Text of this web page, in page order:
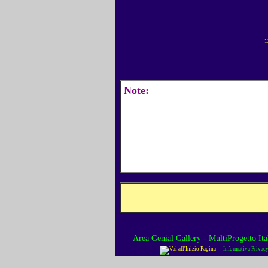
Note:
Area Genial Gallery - MultiProgetto
Informativa Privacy